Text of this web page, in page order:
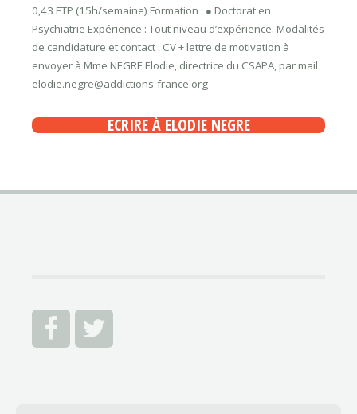
0,43 ETP (15h/semaine) Formation : ● Doctorat en
Psychiatrie Expérience : Tout niveau d’expérience. Modalités
de candidature et contact : CV + lettre de motivation à
envoyer à Mme NEGRE Elodie, directrice du CSAPA, par mail
elodie.negre@addictions-france.org
ECRIRE À ELODIE NEGRE